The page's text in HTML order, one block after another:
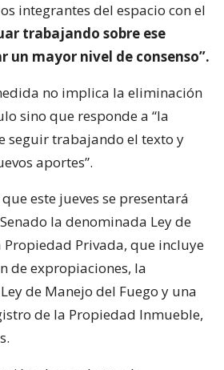
integrantes del espacio con el
trabajando sobre ese
un mayor nivel de consenso”.
no implica la eliminación
sino que responde a “la
seguir trabajando el texto y
aportes”.
este jueves se presentará
la denominada Ley de
Privada, que incluye
de expropiaciones, la
de Manejo del Fuego y una
de la Propiedad Inmueble,